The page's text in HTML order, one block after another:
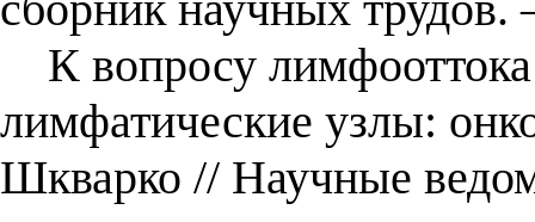
К вопросу
лимфатические узлы:
Шкварко // Научные